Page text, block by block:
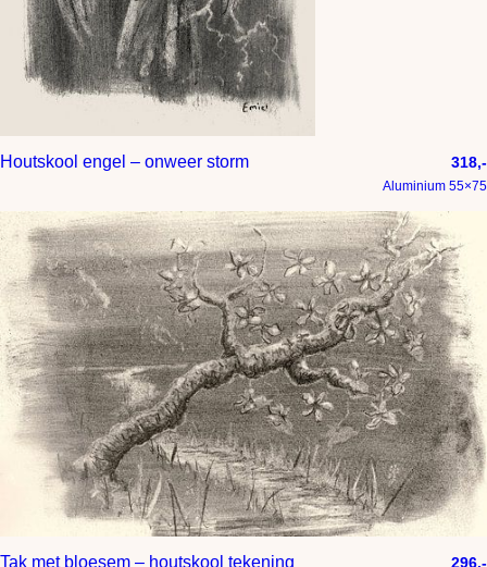
Houtskool engel – onweer storm 318,-
Aluminium 55×75
Tak met bloesem – houtskool tekening 296,-